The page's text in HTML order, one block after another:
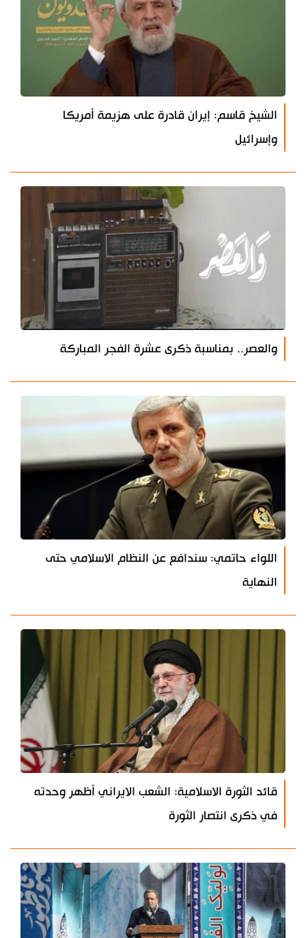
الشيخ قاسم: إيران قادرة على هزيمة أمريكا
وإسرائيل
والعصر.. بمناسبة ذكرى عشرة الفجر المباركة
اللواء حاتمي: سندافع عن النظام الاسلامي حتى
النهاية
قائد الثورة الاسلامية: الشعب الايراني أظهر وحدته
في ذكرى انتصار الثورة